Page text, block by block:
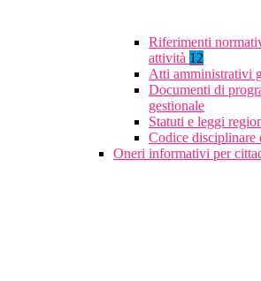
Riferimenti
attività 12
Atti amministrativi
Documenti di
gestionale
Statuti e leggi
Codice disciplinare
Oneri informativi per